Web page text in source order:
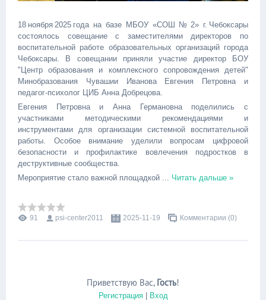
18 ноября 2025 года на базе МБОУ «СОШ № 2» г. Чебоксары
состоялось совещание с заместителями директоров по
воспитательной работе образовательных организаций города
Чебоксары. В совещании приняли участие директор БОУ
"Центр образования и комплексного сопровождения детей"
Минобразования Чувашии Иванова Евгения Петровна и
педагог-психолог ЦИБ Анна Добрецова.
Евгения Петровна и Анна Германовна поделились с
участниками методическими рекомендациями и
инструментами для организации системной воспитательной
работы. Особое внимание уделили вопросам цифровой
безопасности и профилактике вовлечения подростков в
деструктивные сообщества.
Мероприятие стало важной площадкой ... Читать дальше »
91 psi-center2011 2025-11-19 Комментарии (0)
Приветствую Вас, Гость!
Регистрация| Вход